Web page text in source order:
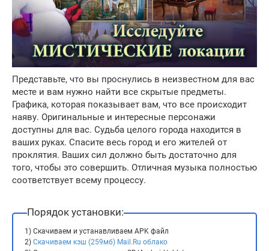
Представьте, что вы проснулись в неизвестном для вас
месте и вам нужно найти все скрытые предметы.
Графика, которая показывает вам, что все происходит
наяву. Оригинальные и интересные персонажи
доступны для вас. Судьба целого города находится в
ваших руках. Спасите весь город и его жителей от
проклятия. Ваших сил должно быть достаточно для
того, чтобы это совершить. Отличная музыка полностью
соответствует всему процессу.
Порядок установки:
1) Скачиваем и устанавливаем APK файл
2) Скачиваем кэш (259мб) Mail.Ru облако